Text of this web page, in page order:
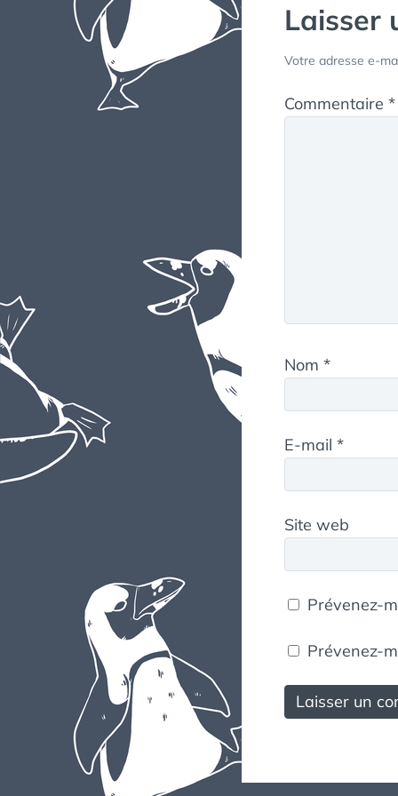
Laisser
Votre adresse e-
Commentaire *
Nom *
E-mail *
Site web
Prévenez-
Prévenez-